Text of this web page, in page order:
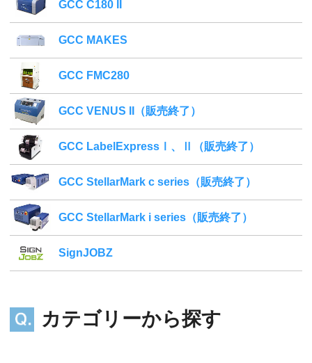
GCC C180 II
GCC MAKES
GCC FMC280
GCC VENUS II（販売終了）
GCC LabelExpressⅠ、Ⅱ（販売終了）
GCC StellarMark c series（販売終了）
GCC StellarMark i series（販売終了）
SignJOBZ
カテゴリーから探す